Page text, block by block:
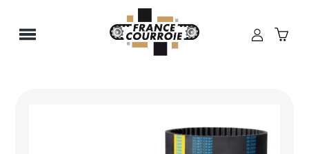
Panneau de gestion des cookies